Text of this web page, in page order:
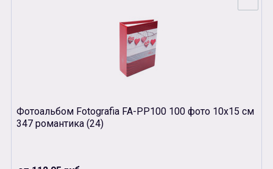
Фотоальбом Fotografia FA-PP100 100 фото 10х15 см
347 романтика (24)